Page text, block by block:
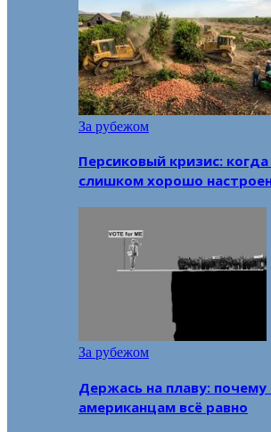
За рубежом
Персиковый кризис:
слишком хорошо
За рубежом
Держась на плаву:
американцам всё равно